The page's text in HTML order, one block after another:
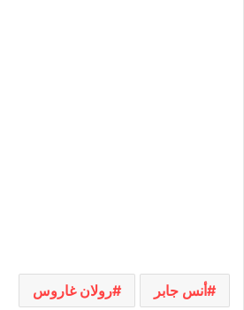
أنس جابر رولان غاروس